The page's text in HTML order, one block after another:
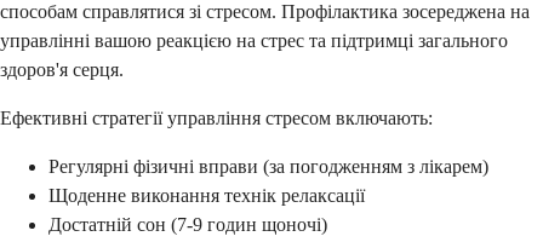
способам справлятися зі стресом. Профілактика зосереджена на
управлінні вашою реакцією на стрес та підтримці загального
здоров'я серця.
Ефективні стратегії управління стресом включають:
Регулярні фізичні вправи (за погодженням з лікарем)
Щоденне виконання технік релаксації
Достатній сон (7-9 годин щоночі)